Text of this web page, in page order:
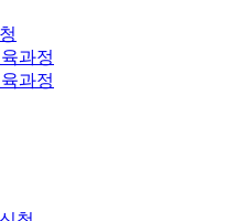
과정
과정